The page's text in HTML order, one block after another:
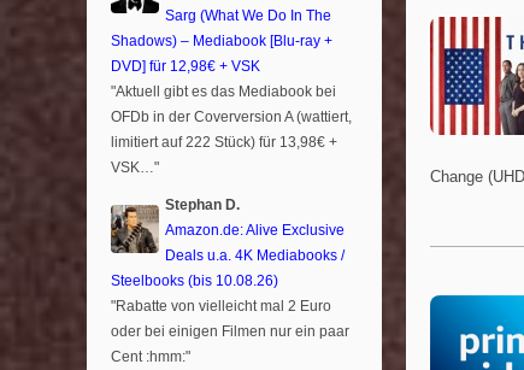
Change
Sarg (What We Do In The
Shadows) – Mediabook [Blu-ray +
DVD] für 12,98€ + VSK
"Aktuell gibt es das Mediabook bei
OFDb in der Coverversion A (wattiert,
limitiert auf 222 Stück) für 13,98€ +
VSK…"
Stephan D.
Amazon.de: Alive Exclusive
Deals u.a. 4K Mediabooks /
Steelbooks (bis 10.08.26)
"Rabatte von vielleicht mal 2 Euro
oder bei einigen Filmen nur ein paar
Cent :hmm:"